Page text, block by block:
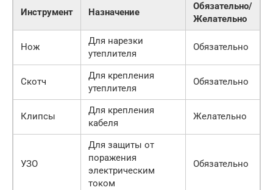
Инструмент Назначение
Обязательно/
Желательно
Нож
Для нарезки
утеплителя
Обязательно
Скотч
Для крепления
утеплителя
Обязательно
Клипсы
Для крепления
кабеля
Желательно
УЗО
Для защиты от
поражения
электрическим
током
Обязательно